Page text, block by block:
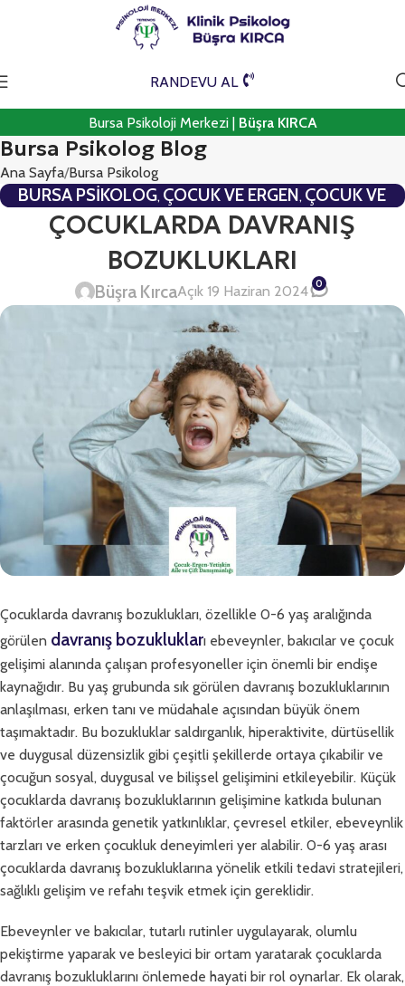
RANDEVU AL
Bursa Psikoloji Merkezi | Büşra KIRCA
Bursa Psikolog Blog
Ana Sayfa Bursa Psikolog
BURSA PSIKOLOG, ÇOCUK VE ERGEN, ÇOCUK VE
ERGEN PSIKOTERAPISI
ÇOCUKLARDA DAVRANIŞ
BOZUKLUKLARI
Büşra KırcaAçık 19 Haziran 2024 0
Çocuklarda davranış bozuklukları, özellikle 0-6 yaş aralığında
görülen davranış bozuklukları ebeveynler, bakıcılar ve çocuk
gelişimi alanında çalışan profesyoneller için önemli bir endişe
kaynağıdır. Bu yaş grubunda sık görülen davranış bozukluklarının
anlaşılması, erken tanı ve müdahale açısından büyük önem
taşımaktadır. Bu bozukluklar saldırganlık, hiperaktivite, dürtüsellik
ve duygusal düzensizlik gibi çeşitli şekillerde ortaya çıkabilir ve
çocuğun sosyal, duygusal ve bilişsel gelişimini etkileyebilir. Küçük
çocuklarda davranış bozukluklarının gelişimine katkıda bulunan
faktörler arasında genetik yatkınlıklar, çevresel etkiler, ebeveynlik
tarzları ve erken çocukluk deneyimleri yer alabilir. 0-6 yaş arası
çocuklarda davranış bozukluklarına yönelik etkili tedavi stratejileri,
sağlıklı gelişim ve refahı teşvik etmek için gereklidir.
Ebeveynler ve bakıcılar, tutarlı rutinler uygulayarak, olumlu
pekiştirme yaparak ve besleyici bir ortam yaratarak çocuklarda
davranış bozukluklarını önlemede hayati bir rol oynarlar. Ek olarak,